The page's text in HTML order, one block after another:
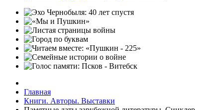
Главная
Книги. Авторы. Выставки